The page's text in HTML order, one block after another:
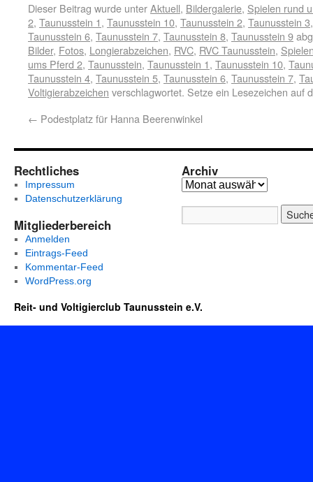
Dieser Beitrag wurde unterAktuell, Bildergalerie, Spielen rund
2, Taunusstein 1, Taunusstein 10, Taunusstein 2, Taunusstein 3
Taunusstein 6, Taunusstein 7, Taunusstein 8, Taunusstein 9
Bilder, Fotos, Longierabzeichen, RVC, RVC Taunusstein,
ums Pferd 2, Taunusstein, Taunusstein 1, Taunusstein 10,
Taunusstein 4, Taunusstein 5, Taunusstein 6, Taunusstein 7,
Voltigierabzeichen verschlagwortet. Setze ein Lesezeichen auf
← Podestplatz für Hanna Beerenwinkel
Rechtliches
Impressum
Datenschutzerklärung
Mitgliederbereich
Anmelden
Eintrags-Feed
Kommentar-Feed
WordPress.org
Archiv
Reit- und Voltigierclub Taunusstein e.V.